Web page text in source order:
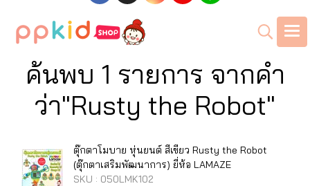
ค้นพบ 1 รายการ จากคำ
ว่า"Rusty the Robot"
ตุ๊กตาโมบาย หุ่นยนต์ สีเขียว Rusty the Robot
(ตุ๊กตาเสริมพัฒนาการ) ยี่ห้อ LAMAZE
SKU : 050LMK102